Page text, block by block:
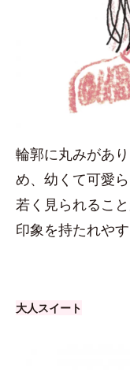
輪郭に丸みがあ
め、幼くて可愛
若く見られるこ
印象を持たれや
大人スイート